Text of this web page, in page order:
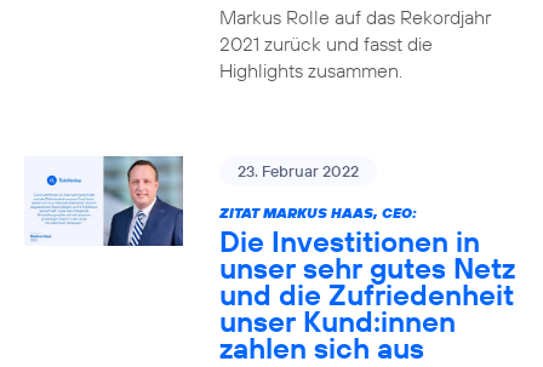
Markus Rolle auf das Rekordjahr
2021 zurück und fasst die
Highlights zusammen.
23. Februar 2022
ZITAT MARKUS HAAS, CEO:
Die Investitionen in
unser sehr gutes Netz
und die Zufriedenheit
unser Kund:innen
zahlen sich aus